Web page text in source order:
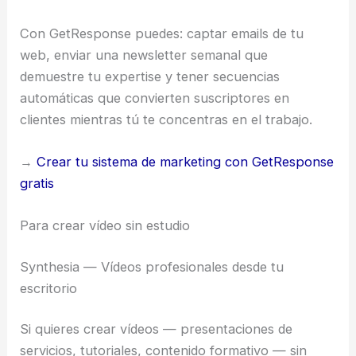
Con GetResponse puedes: captar emails de tu
web, enviar una newsletter semanal que
demuestre tu expertise y tener secuencias
automáticas que convierten suscriptores en
clientes mientras tú te concentras en el trabajo.
→Crear tu sistema de marketing con GetResponse
gratis
Para crear vídeo sin estudio
Synthesia — Vídeos profesionales desde tu
escritorio
Si quieres crear vídeos — presentaciones de
servicios, tutoriales, contenido formativo — sin